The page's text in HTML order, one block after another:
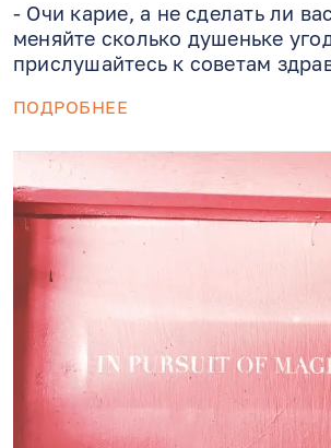
- Очи карие, а не сделать ли
меняйте сколько душеньке
прислушайтесь к советам
присмотреться к более
как контактные линзы, нежели
хирургически методам.
ПОДРОБНЕЕ